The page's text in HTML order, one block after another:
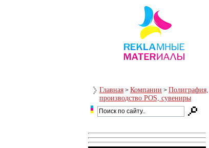
Главная > Компании > Полиграфия,
производство POS, сувениры